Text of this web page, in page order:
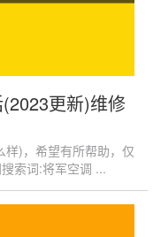
更新)维修
)，希望有所帮助，仅
索词:将军空调 ...